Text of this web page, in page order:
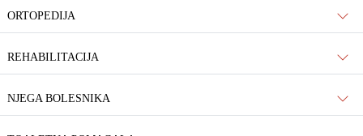
ORTOPEDIJA
REHABILITACIJA
NJEGA BOLESNIKA